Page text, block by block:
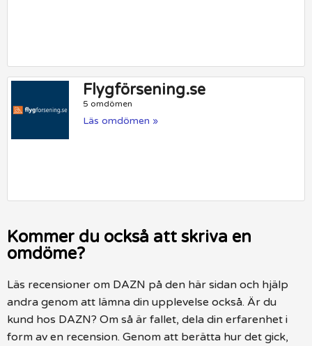
Flygförsening.se
5 omdömen
Läs omdömen »
Kommer du också att skriva en
omdöme?
Läs recensioner om DAZN på den här sidan och hjälp
andra genom att lämna din upplevelse också. Är du
kund hos DAZN? Om så är fallet, dela din erfarenhet i
form av en recension. Genom att berätta hur det gick,